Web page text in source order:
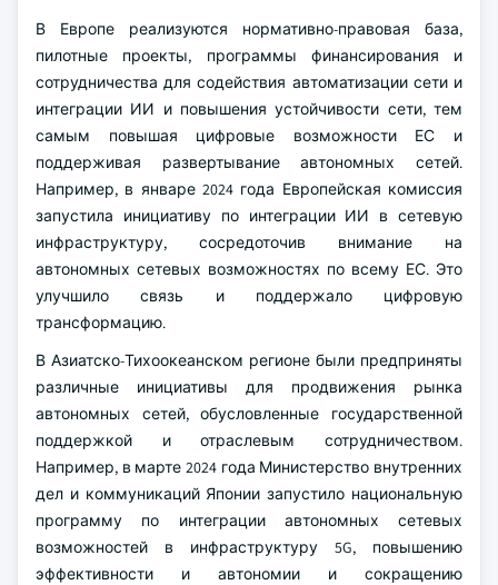
В Европе реализуются нормативно-правовая база,
пилотные проекты, программы финансирования и
сотрудничества для содействия автоматизации сети и
интеграции ИИ и повышения устойчивости сети, тем
самым повышая цифровые возможности ЕС и
поддерживая развертывание автономных сетей.
Например, в январе 2024 года Европейская комиссия
запустила инициативу по интеграции ИИ в сетевую
инфраструктуру, сосредоточив внимание на
автономных сетевых возможностях по всему ЕС. Это
улучшило связь и поддержало цифровую
трансформацию.
В Азиатско-Тихоокеанском регионе были предприняты
различные инициативы для продвижения рынка
автономных сетей, обусловленные государственной
поддержкой и отраслевым сотрудничеством.
Например, в марте 2024 года Министерство внутренних
дел и коммуникаций Японии запустило национальную
программу по интеграции автономных сетевых
возможностей в инфраструктуру 5G, повышению
эффективности и автономии и сокращению